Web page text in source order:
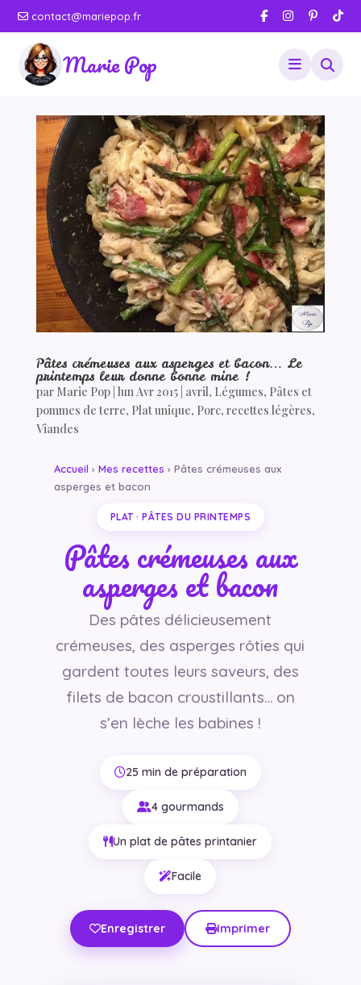
contact@mariepop.fr
Marie Pop
Pâtes crémeuses aux asperges et bacon… Le
printemps leur donne bonne mine !
par Marie Pop| lun Avr 2015| avril, Légumes, Pâtes et
pommes de terre, Plat unique, Porc, recettes légères,
Viandes
Accueil › Mes recettes › Pâtes crémeuses aux
asperges et bacon
PLAT · PÂTES DU PRINTEMPS
Pâtes crémeuses aux
asperges et bacon
Des pâtes délicieusement
crémeuses, des asperges rôties qui
gardent toutes leurs saveurs, des
filets de bacon croustillants… on
s’en lèche les babines !
25 min de préparation
4 gourmands
Un plat de pâtes printanier
Facile
Enregistrer Imprimer